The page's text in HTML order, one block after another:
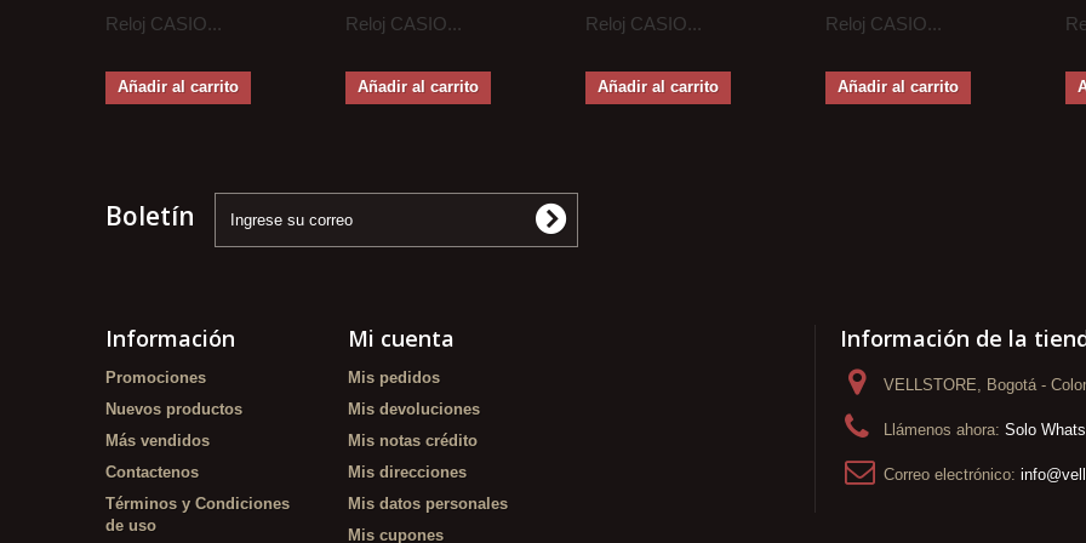
Reloj CASIO...
Añadir al carrito
Reloj CASIO...
Añadir al carrito
Reloj CASIO...
Añadir al carrito
Reloj CASIO...
Añadir al carrito
Boletín
Información
Promociones
Nuevos productos
Más vendidos
Contactenos
Términos y Condiciones
de uso
Mi cuenta
Mis pedidos
Mis devoluciones
Mis notas crédito
Mis direcciones
Mis datos personales
Mis cupones
Información de la
VELLSTORE, Bogotá -
Llámenos ahora: Solo
Correo electrónico: